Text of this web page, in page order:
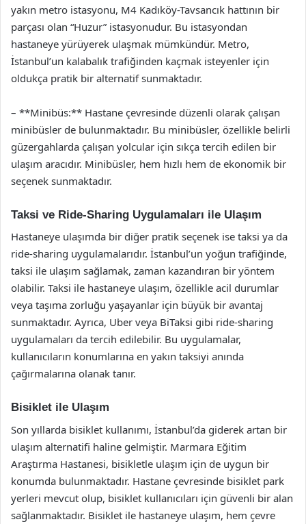
yakın metro istasyonu, M4 Kadıköy-Tavsancık hattının bir
parçası olan “Huzur” istasyonudur. Bu istasyondan
hastaneye yürüyerek ulaşmak mümkündür. Metro,
İstanbul’un kalabalık trafiğinden kaçmak isteyenler için
oldukça pratik bir alternatif sunmaktadır.
– **Minibüs:** Hastane çevresinde düzenli olarak çalışan
minibüsler de bulunmaktadır. Bu minibüsler, özellikle belirli
güzergahlarda çalışan yolcular için sıkça tercih edilen bir
ulaşım aracıdır. Minibüsler, hem hızlı hem de ekonomik bir
seçenek sunmaktadır.
Taksi ve Ride-Sharing Uygulamaları ile Ulaşım
Hastaneye ulaşımda bir diğer pratik seçenek ise taksi ya da
ride-sharing uygulamalarıdır. İstanbul’un yoğun trafiğinde,
taksi ile ulaşım sağlamak, zaman kazandıran bir yöntem
olabilir. Taksi ile hastaneye ulaşım, özellikle acil durumlar
veya taşıma zorluğu yaşayanlar için büyük bir avantaj
sunmaktadır. Ayrıca, Uber veya BiTaksi gibi ride-sharing
uygulamaları da tercih edilebilir. Bu uygulamalar,
kullanıcıların konumlarına en yakın taksiyi anında
çağırmalarına olanak tanır.
Bisiklet ile Ulaşım
Son yıllarda bisiklet kullanımı, İstanbul’da giderek artan bir
ulaşım alternatifi haline gelmiştir. Marmara Eğitim
Araştırma Hastanesi, bisikletle ulaşım için de uygun bir
konumda bulunmaktadır. Hastane çevresinde bisiklet park
yerleri mevcut olup, bisiklet kullanıcıları için güvenli bir alan
sağlanmaktadır. Bisiklet ile hastaneye ulaşım, hem çevre